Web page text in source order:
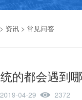
> 资讯 >常见问答
的都会遇到
2019-04-29 2372